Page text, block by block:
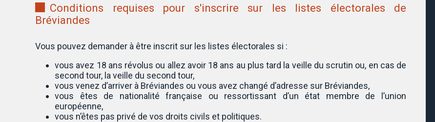
Conditions requises pour s'inscrire sur les listes électorales de
Bréviandes
Vous pouvez demander à être inscrit sur les listes électorales si :
vous avez 18 ans révolus ou allez avoir 18 ans au plus tard la veille du scrutin ou, en cas de
second tour, la veille du second tour,
vous venez d’arriver à Bréviandes ou vous avez changé d’adresse sur Bréviandes,
vous êtes de nationalité française ou ressortissant d’un état membre de l’union
européenne,
vous n’êtes pas privé de vos droits civils et politiques.